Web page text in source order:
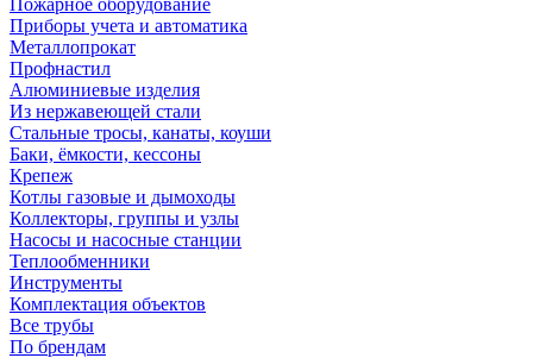
Пожарное оборудование
Приборы учета и автоматика
Металлопрокат
Профнастил
Алюминиевые изделия
Из нержавеющей стали
Стальные тросы, канаты, коуши
Баки, ёмкости, кессоны
Крепеж
Котлы газовые и дымоходы
Коллекторы, группы и узлы
Насосы и насосные станции
Теплообменники
Инструменты
Комплектация объектов
Все трубы
По брендам